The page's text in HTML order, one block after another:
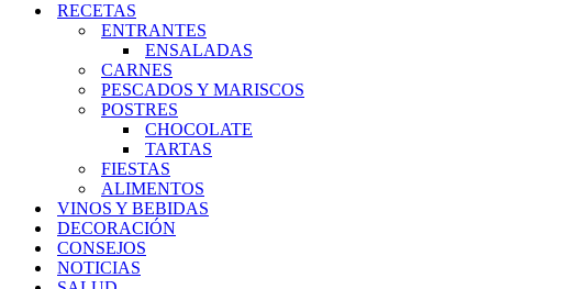
navegaciónRECETAS
ENTRANTES
ENSALADAS
CARNES
PESCADOS Y MARISCOS
POSTRES
CHOCOLATE
TARTAS
FIESTAS
ALIMENTOS
VINOS Y BEBIDAS
DECORACIÓN
CONSEJOS
NOTICIAS